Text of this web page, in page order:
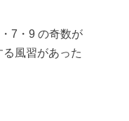
7・9 の奇数が
風習があった